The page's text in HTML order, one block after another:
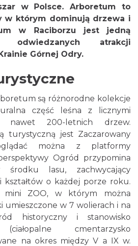
w Polsce. Arboretum to
w którym dominują drzewa i
w Raciborzu jest jedną
atrakcji
Górnej Odry.
są różnorodne kolekcje
część leśna z licznymi
nawet 200-letnich drzew.
turystyczną jest Zaczarowany
można z platformy
Ogród przypomina
lasu, zachwycający
o każdej porze roku.
ZOO, w którym można
umieszczone w 7 wolierach i na
historyczny i stanowisko
cmentarzysko
na okres między V a IX w.